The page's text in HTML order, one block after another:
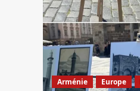
Arménie Europe